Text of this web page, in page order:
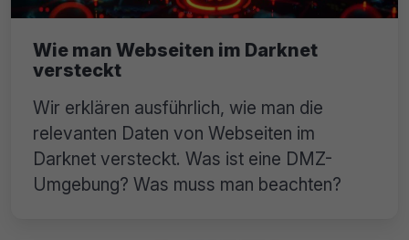
Wie man Webseiten im Darknet
versteckt
Wir erklären ausführlich, wie man die
relevanten Daten von Webseiten im
Darknet versteckt. Was ist eine DMZ-
Umgebung? Was muss man beachten?